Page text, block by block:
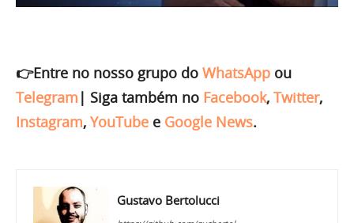
👉Entre no nosso grupo do WhatsApp ou
Telegram | Siga também no Facebook, Twitter,
Instagram, YouTube e Google News.
Gustavo Bertolucci